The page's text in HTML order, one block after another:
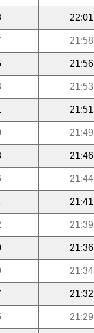
22:01
21:58
21:56
21:53
21:51
21:49
21:46
21:44
21:41
21:39
21:36
21:34
21:32
21:29